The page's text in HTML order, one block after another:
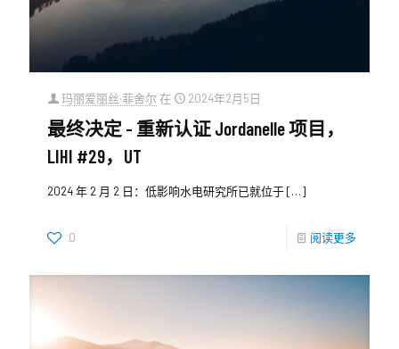
玛丽爱丽丝·菲舍尔 在 2024年2月5日
最终决定 - 重新认证 Jordanelle 项目，
LIHI #29，UT
2024 年 2 月 2 日：低影响水电研究所已就位于[…]
0 阅读更多